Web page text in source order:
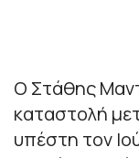
Ο Στάθης
καταστολή
υπέστη τον